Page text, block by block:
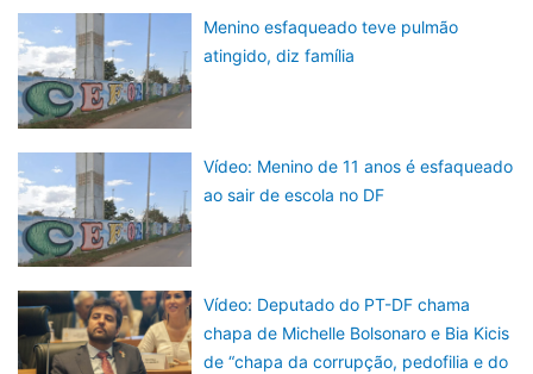
Menino esfaqueado teve pulmão
atingido, diz família
Vídeo: Menino de 11 anos é esfaqueado
ao sair de escola no DF
Vídeo: Deputado do PT-DF chama
chapa de Michelle Bolsonaro e Bia Kicis
de “chapa da corrupção, pedofilia e do